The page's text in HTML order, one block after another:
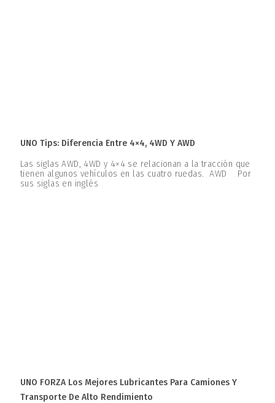
UNO Tips: Diferencia Entre 4×4, 4WD Y AWD
Las siglas AWD, 4WD y 4×4 se relacionan a la tracción que
tienen algunos vehículos en las cuatro ruedas. AWD Por
sus siglas en inglés
UNO FORZA Los Mejores Lubricantes Para Camiones Y
Transporte De Alto Rendimiento